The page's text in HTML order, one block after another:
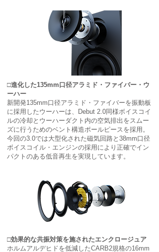
□進化した135mm口径アラミド・ファイバー・ウ
ーハー
新開発135mm口径アラミド・ファイバーを振動板
に採用したウーハーは、Debut 2.0同様ボイスコイ
ルの冷却とウーハーダクト内の空気排出をスムー
ズに行うためのベント構造ポールピースを採用。
今回の3.0では大型化された磁気回路と38mm口径
ボイスコイル・エンジンの採用により正確でイン
パクトのある低音再生を実現しています。
□効果的な共振対策を施されたエンクロージュア
ホルムアルデヒドを低減したCARB2規格の16mm